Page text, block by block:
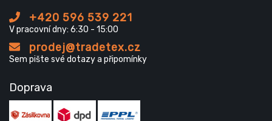
+420 596 539 221
V pracovní dny: 6:30 - 15:00
prodej@tradetex.cz
Sem pište své dotazy a připomínky
Doprava